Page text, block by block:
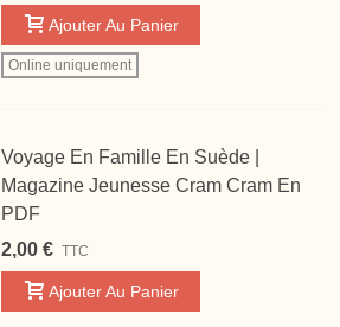
Ajouter Au Panier
Online uniquement
Voyage En Famille En Suède |
Magazine Jeunesse Cram Cram En
PDF
2,00 € TTC
Ajouter Au Panier